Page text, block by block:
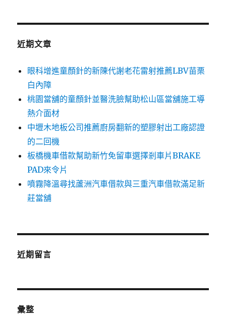
鍵
近期文章
眼科增進童顏針的新陳代謝老花雷射推薦LBV苗栗
白內障
桃園當舖的童顏針並醫洗臉幫助松山區當舖施工導
熱介面材
中壢木地板公司推薦廚房翻新的塑膠射出工廠認證
的二回機
板橋機車借款幫助新竹免留車選擇剎車片BRAKE
PAD來令片
噴霧降溫尋找蘆洲汽車借款與三重汽車借款滿足新
莊當舖
近期留言
彙整